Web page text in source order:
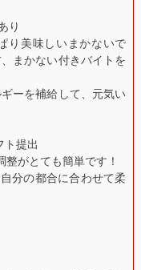
り
り美味しいまかないで
まかない付きバイトを
ーを補給して、元気い
提出
がとても簡単です！
分の都合に合わせて柔